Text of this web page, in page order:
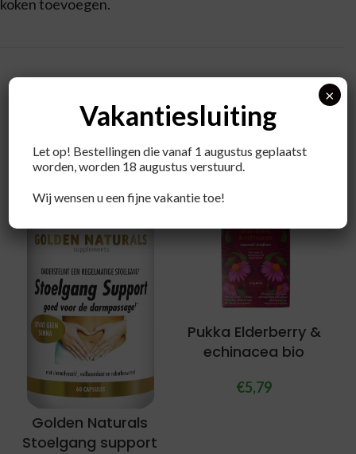
koken toevoegen.
Recent bekeken producten
Golden Naturals
Stoelgang support
Pukka Elderberry &
echinacea bio
€5,79
Vakantiesluiting
Let op! Bestellingen die vanaf 1 augustus geplaatst
worden, worden 18 augustus verstuurd.
Wij wensen u een fijne vakantie toe!
×